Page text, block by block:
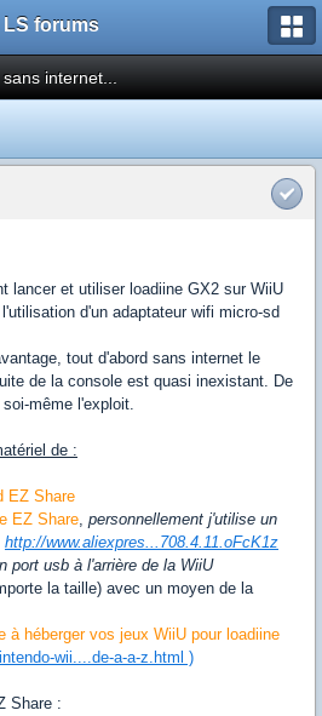
LS forums
internet...
lancer et utiliser loadiine GX2 sur WiiU
d'un adaptateur wifi micro-sd
tout d'abord sans internet le
de la console est quasi inexistant. De
soi-même l'exploit.
de :
EZ Share
EZ Share, personnellement j'utilise un
http://www.aliexpres...708.4.11.oFcK1z
port usb à l'arrière de la WiiU
la taille) avec un moyen de la
à héberger vos jeux WiiU pour loadiine
wii....de-a-a-z.html )
Share :